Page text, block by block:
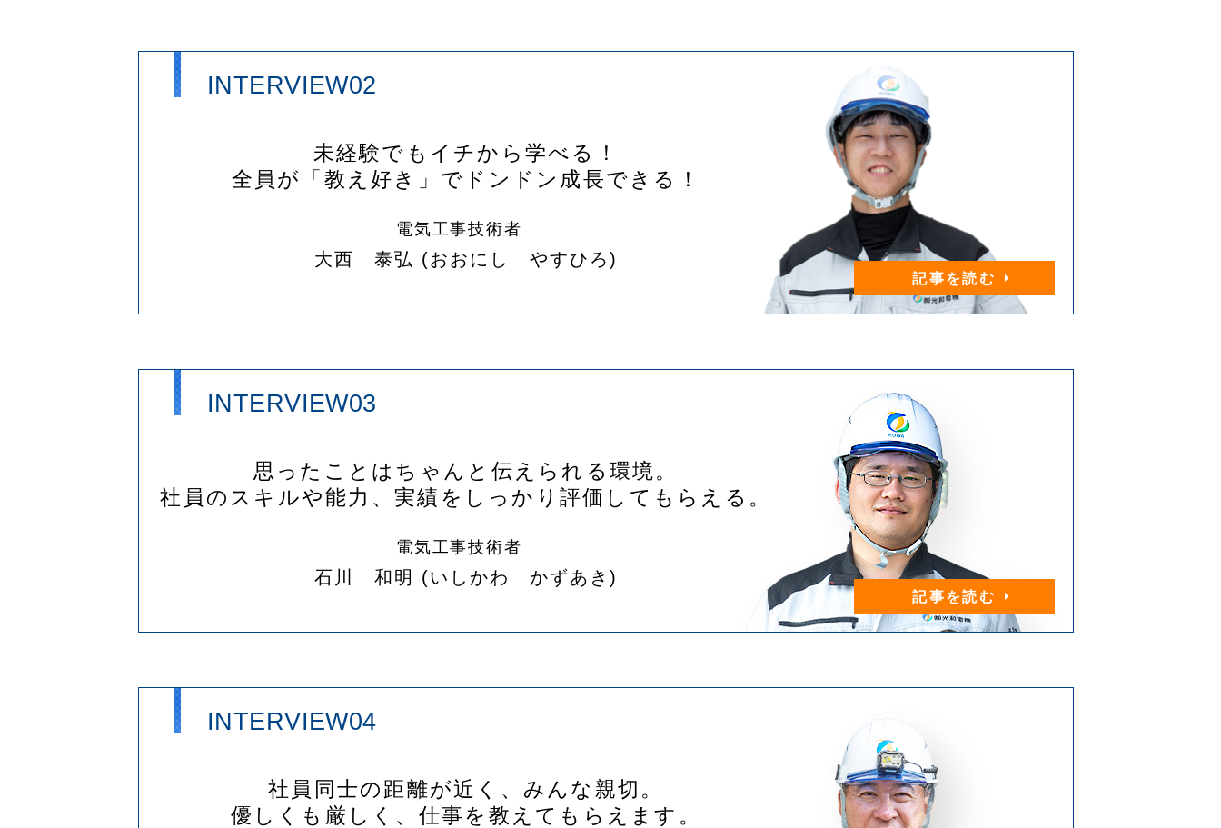
INTERVIEW02
未経験でもイチから学べる！
全員が「教え好き」でドンドン成長できる！
電気工事技術者
大西 泰弘 (おおにし やすひろ)
記事を読む
INTERVIEW03
思ったことはちゃんと伝えられる環境。
社員のスキルや能力、実績をしっかり評価してもらえる。
電気工事技術者
石川 和明 (いしかわ かずあき)
記事を読む
INTERVIEW04
社員同士の距離が近く、みんな親切。
優しくも厳しく、仕事を教えてもらえます。